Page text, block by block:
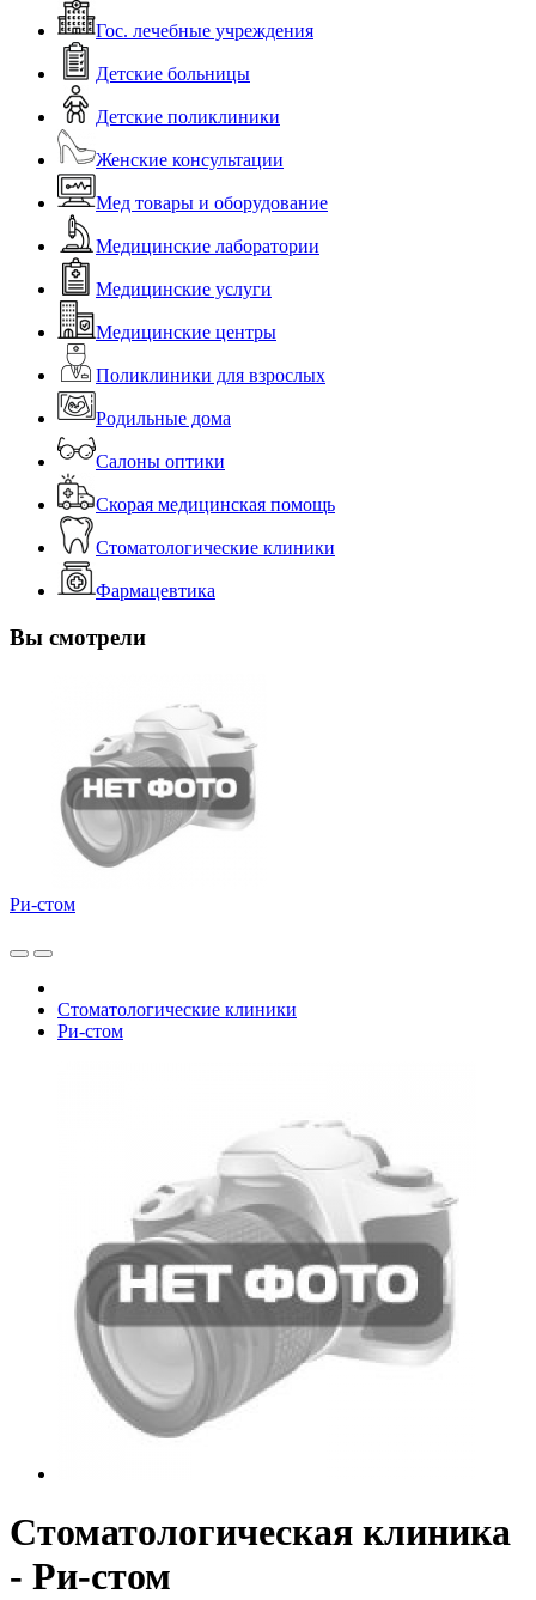
Гос. лечебные учреждения
Детские больницы
Детские поликлиники
Женские консультации
Мед товары и оборудование
Медицинские лаборатории
Медицинские услуги
Медицинские центры
Поликлиники для взрослых
Родильные дома
Салоны оптики
Скорая медицинская помощь
Стоматологические клиники
Фармацевтика
Вы смотрели
Ри-стом
Стоматологические клиники
Ри-стом
Стоматологическая клиника
- Ри-стом